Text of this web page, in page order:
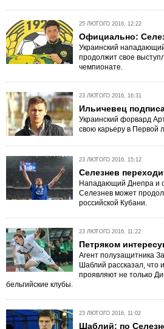
25 ЛЮТОГО 2016, 12:22
Официально:
Украинский
продолжит свое
чемпионате.
23 ЛЮТОГО 2016, 16:31
Ильичевец
Украинский форвард
свою карьеру в Первой
23 ЛЮТОГО 2016, 15:12
Селезнев
Нападающий Днепра и
Селезнев может
российской Кубани.
23 ЛЮТОГО 2016, 11:22
Петряком
Агент полузащитника
Шаблий рассказал, что
проявляют не только
бельгийские клубы.
23 ЛЮТОГО 2016, 11:02
Шаблий: по